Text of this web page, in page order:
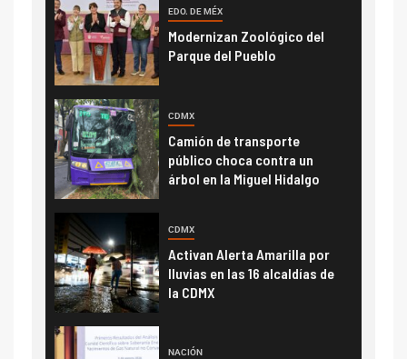
EDO. DE MÉX
Modernizan Zoológico del
Parque del Pueblo
CDMX
Camión de transporte
público choca contra un
árbol en la Miguel Hidalgo
CDMX
Activan Alerta Amarilla por
lluvias en las 16 alcaldías de
la CDMX
NACIÓN